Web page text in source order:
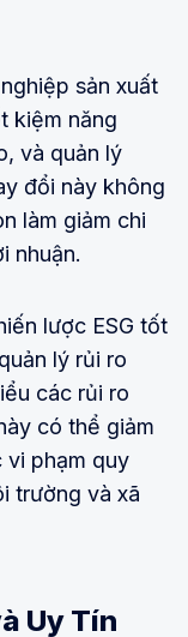
sản xuất
kiệm năng
và quản lý
đổi này không
làm giảm chi
nhuận.
lược ESG tốt
lý rủi ro
các rủi ro
có thể giảm
vi phạm quy
trường và xã
Uy Tín